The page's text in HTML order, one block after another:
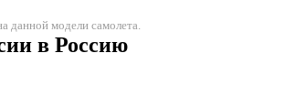
данной модели самолета.
в Россию